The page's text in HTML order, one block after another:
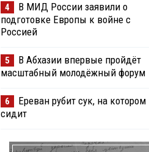
4
В МИД России заявили о
подготовке Европы к войне с
Россией
5
В Абхазии впервые пройдёт
масштабный молодёжный форум
6
Ереван рубит сук, на котором
сидит